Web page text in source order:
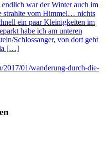
endlich war der Winter auch im
strahlte vom Himmel… nichts
ein paar Kleinigkeiten im
habe ich am unteren
Schlossanger, von dort geht
[…]
2017/01/wanderung-durch-die-